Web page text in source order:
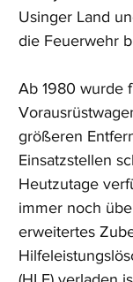
Usinger Land
die Feuerwehr
Ab 1980 wurde
größeren
Einsatzstellen
Heutzutage
immer noch
erweitertes